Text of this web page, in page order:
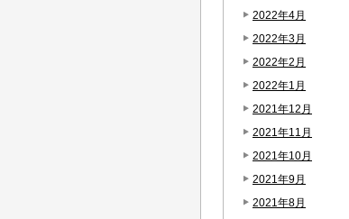
2022年4月
2022年3月
2022年2月
2022年1月
2021年12月
2021年11月
2021年10月
2021年9月
2021年8月